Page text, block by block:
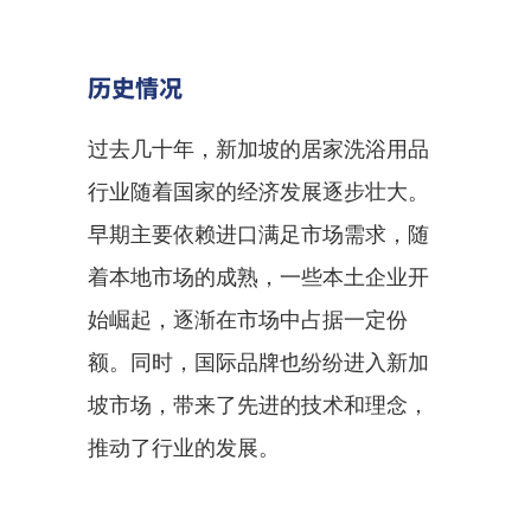
历史情况
过去几十年，新加坡的居家洗浴用品
行业随着国家的经济发展逐步壮大。
早期主要依赖进口满足市场需求，随
着本地市场的成熟，一些本土企业开
始崛起，逐渐在市场中占据一定份
额。同时，国际品牌也纷纷进入新加
坡市场，带来了先进的技术和理念，
推动了行业的发展。